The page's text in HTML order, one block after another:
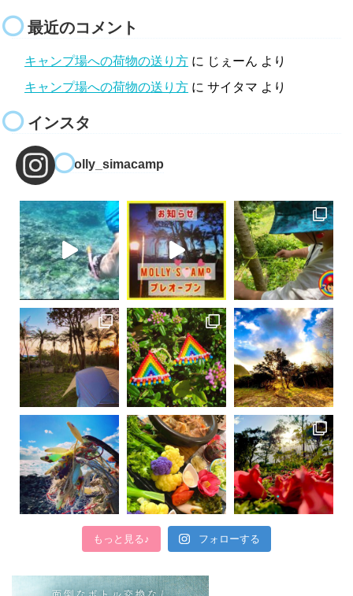
最近のコメント
キャンプ場への荷物の送り方 に じぇーん より
キャンプ場への荷物の送り方 に サイタマ より
インスタ
molly_simacamp
もっと見る♪ フォローする